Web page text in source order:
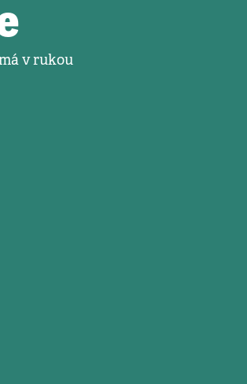
v rukou